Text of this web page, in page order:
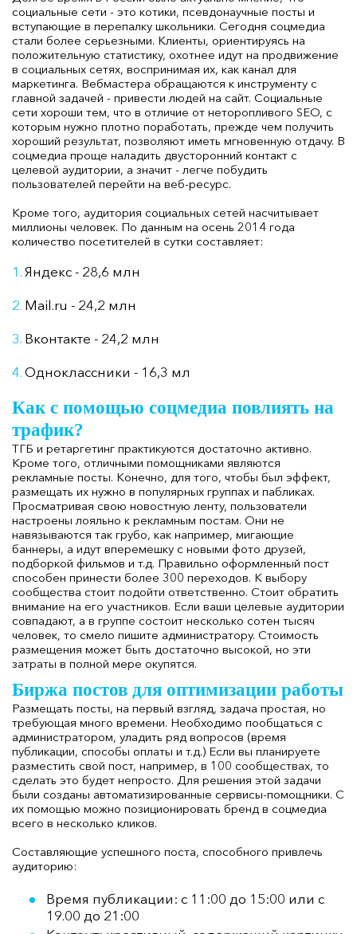
социальные сети - это котики, псевдонаучные посты и
вступающие в перепалку школьники. Сегодня соцмедиа
стали более серьезными. Клиенты, ориентируясь на
положительную статистику, охотнее идут на продвижение
в социальных сетях, воспринимая их, как канал для
маркетинга. Вебмастера обращаются к инструменту с
главной задачей - привести людей на сайт. Социальные
сети хороши тем, что в отличие от неторопливого SEO, с
которым нужно плотно поработать, прежде чем получить
хороший результат, позволяют иметь мгновенную отдачу. В
соцмедиа проще наладить двусторонний контакт с
целевой аудитории, а значит - легче побудить
пользователей перейти на веб-ресурс.
Кроме того, аудитория социальных сетей насчитывает
миллионы человек. По данным на осень 2014 года
количество посетителей в сутки составляет:
Яндекс - 28,6 млн
Mail.ru - 24,2 млн
Вконтакте - 24,2 млн
Одноклассники - 16,3 мл
Как с помощью соцмедиа повлиять на
трафик?
ТГБ и ретаргетинг практикуются достаточно активно.
Кроме того, отличными помощниками являются
рекламные посты. Конечно, для того, чтобы был эффект,
размещать их нужно в популярных группах и пабликах.
Просматривая свою новостную ленту, пользователи
настроены лояльно к рекламным постам. Они не
навязываются так грубо, как например, мигающие
баннеры, а идут вперемешку с новыми фото друзей,
подборкой фильмов и т.д. Правильно оформленный пост
способен принести более 300 переходов. К выбору
сообщества стоит подойти ответственно. Стоит обратить
внимание на его участников. Если ваши целевые аудитории
совпадают, а в группе состоит несколько сотен тысяч
человек, то смело пишите администратору. Стоимость
размещения может быть достаточно высокой, но эти
затраты в полной мере окупятся.
Биржа постов для оптимизации работы
Размещать посты, на первый взгляд, задача простая, но
требующая много времени. Необходимо пообщаться с
администратором, уладить ряд вопросов (время
публикации, способы оплаты и т.д.) Если вы планируете
разместить свой пост, например, в 100 сообществах, то
сделать это будет непросто. Для решения этой задачи
были созданы автоматизированные сервисы-помощники. С
их помощью можно позиционировать бренд в соцмедиа
всего в несколько кликов.
Составляющие успешного поста, способного привлечь
аудиторию:
Время публикации: с 11:00 до 15:00 или с
19.00 до 21:00